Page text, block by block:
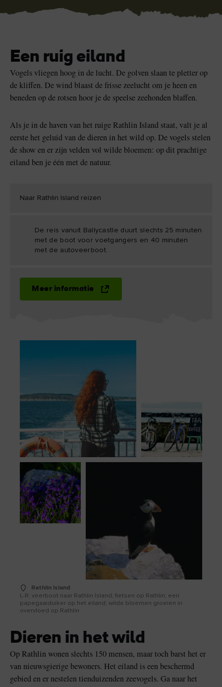
Blarney Stone bij
Blarney Castle
Game of Thrones Studio
Een ruig eiland
Vogels vliegen hoog in de lucht. De golven slaan te pletter op
de kliffen. De wind blaast de frisse zeelucht om je heen en
beneden op de rotsen hoor je de speelse zeehonden blaffen.
Als je in de haven van het ruige Rathlin Island staat, valt je al
eerste het geluid van de dieren in het wild op. De vogels stelen
de show en er zijn velden vol wilde bloemen: op dit prachtige
eiland ben je één met de natuur.
Naar Rathlin Island reizen
De reis vanuit Ballycastle duurt slechts 25 minuten
met de boot voor voetgangers en 40 minuten
met de autoveerboot.
Meer informatie
Rathlin Island
L-R: veerboot naar Rathlin Island; fietsen op Rathlin; een
papegaaiduiker op het eiland; wilde bloemen groeien in
overvloed op Rathlin
Dieren in het wild
Op Rathlin wonen slechts 150 mensen, maar toch barst het er
van nieuwsgierige bewoners. Het eiland is een beschermd
gebied en er nestelen tienduizenden zeevogels. Ga naar het